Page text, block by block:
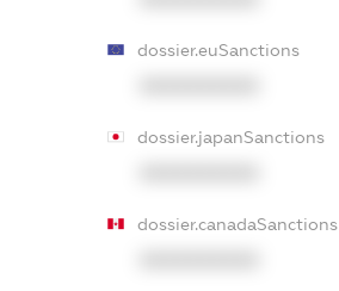
dossier.euSanctions
dossier.japanSanctions
dossier.canadaSanctions